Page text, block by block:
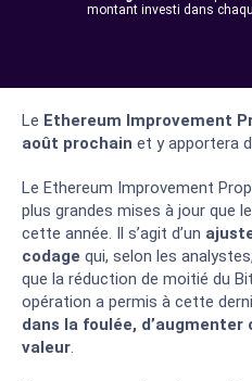
montant investi dans
Le Ethereum Improvement
août prochain et y apportera
Le Ethereum Improvement
plus grandes mises à jour que
cette année. Il s’agit d’un
codage qui, selon les
que la réduction de moitié du
opération a permis à cette
dans la foulée,
valeur.